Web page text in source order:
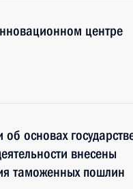
центре
основах
внесены
таможенных пошлин